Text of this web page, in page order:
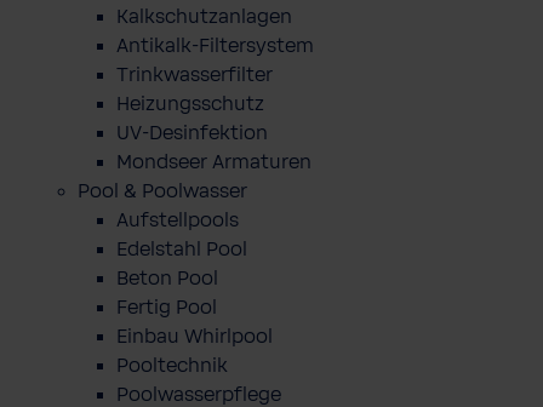
Kalkschutzanlagen
Antikalk-Filtersystem
Trinkwasserfilter
Heizungsschutz
UV-Desinfektion
Mondseer Armaturen
Pool & Poolwasser
Aufstellpools
Edelstahl Pool
Beton Pool
Fertig Pool
Einbau Whirlpool
Pooltechnik
Poolwasserpflege